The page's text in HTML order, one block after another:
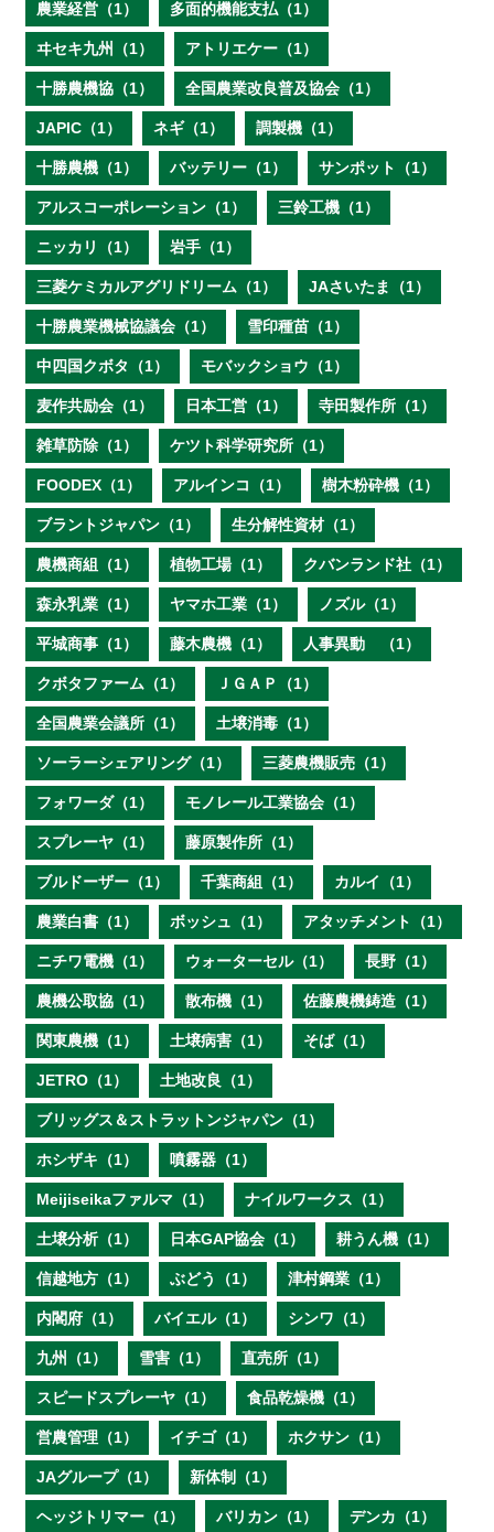
農業経営（1） 多面的機能支払（1）
ヰセキ九州（1） アトリエケー（1）
十勝農機協（1） 全国農業改良普及協会（1）
JAPIC（1） ネギ（1） 調製機（1）
十勝農機（1） バッテリー（1） サンポット（1）
アルスコーポレーション（1） 三鈴工機（1）
ニッカリ（1） 岩手（1）
三菱ケミカルアグリドリーム（1） JAさいたま（1）
十勝農業機械協議会（1） 雪印種苗（1）
中四国クボタ（1） モバックショウ（1）
麦作共励会（1） 日本工営（1） 寺田製作所（1）
雑草防除（1） ケツト科学研究所（1）
FOODEX（1） アルインコ（1） 樹木粉砕機（1）
ブラントジャパン（1） 生分解性資材（1）
農機商組（1） 植物工場（1） クバンランド社（1）
森永乳業（1） ヤマホ工業（1） ノズル（1）
平城商事（1） 藤木農機（1） 人事異動 （1）
クボタファーム（1） ＪＧＡＰ（1）
全国農業会議所（1） 土壌消毒（1）
ソーラーシェアリング（1） 三菱農機販売（1）
フォワーダ（1） モノレール工業協会（1）
スプレーヤ（1） 藤原製作所（1）
ブルドーザー（1） 千葉商組（1） カルイ（1）
農業白書（1） ボッシュ（1） アタッチメント（1）
ニチワ電機（1） ウォーターセル（1） 長野（1）
農機公取協（1） 散布機（1） 佐藤農機鋳造（1）
関東農機（1） 土壌病害（1） そば（1）
JETRO（1） 土地改良（1）
ブリッグス＆ストラットンジャパン（1）
ホシザキ（1） 噴霧器（1）
Meijiseikaファルマ（1） ナイルワークス（1）
土壌分析（1） 日本GAP協会（1） 耕うん機（1）
信越地方（1） ぶどう（1） 津村鋼業（1）
内閣府（1） バイエル（1） シンワ（1）
九州（1） 雪害（1） 直売所（1）
スピードスプレーヤ（1） 食品乾燥機（1）
営農管理（1） イチゴ（1） ホクサン（1）
JAグループ（1） 新体制（1）
ヘッジトリマー（1） バリカン（1） デンカ（1）